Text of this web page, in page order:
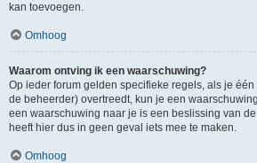
kan toevoegen.
Omhoog
Waarom ontving ik een waarschuwing?
Op ieder forum gelden specifieke regels, als je
de beheerder) overtreedt, kun je een
een waarschuwing naar je is een beslissing van
heeft hier dus in geen geval iets mee te maken.
Omhoog